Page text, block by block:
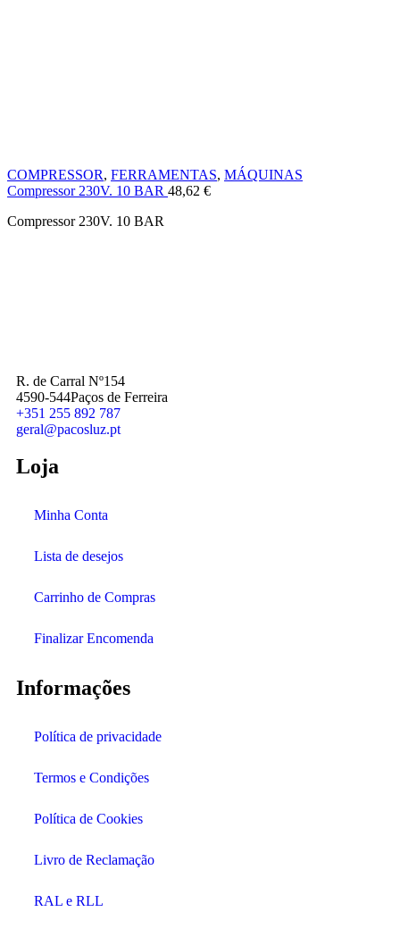
COMPRESSOR, FERRAMENTAS, MÁQUINAS
Compressor 230V. 10 BAR 48,62 €
Compressor 230V. 10 BAR
R. de Carral Nº154
4590-544Paços de Ferreira
+351 255 892 787
geral@pacosluz.pt
Loja
Minha Conta
Lista de desejos
Carrinho de Compras
Finalizar Encomenda
Informações
Política de privacidade
Termos e Condições
Política de Cookies
Livro de Reclamação
RAL e RLL